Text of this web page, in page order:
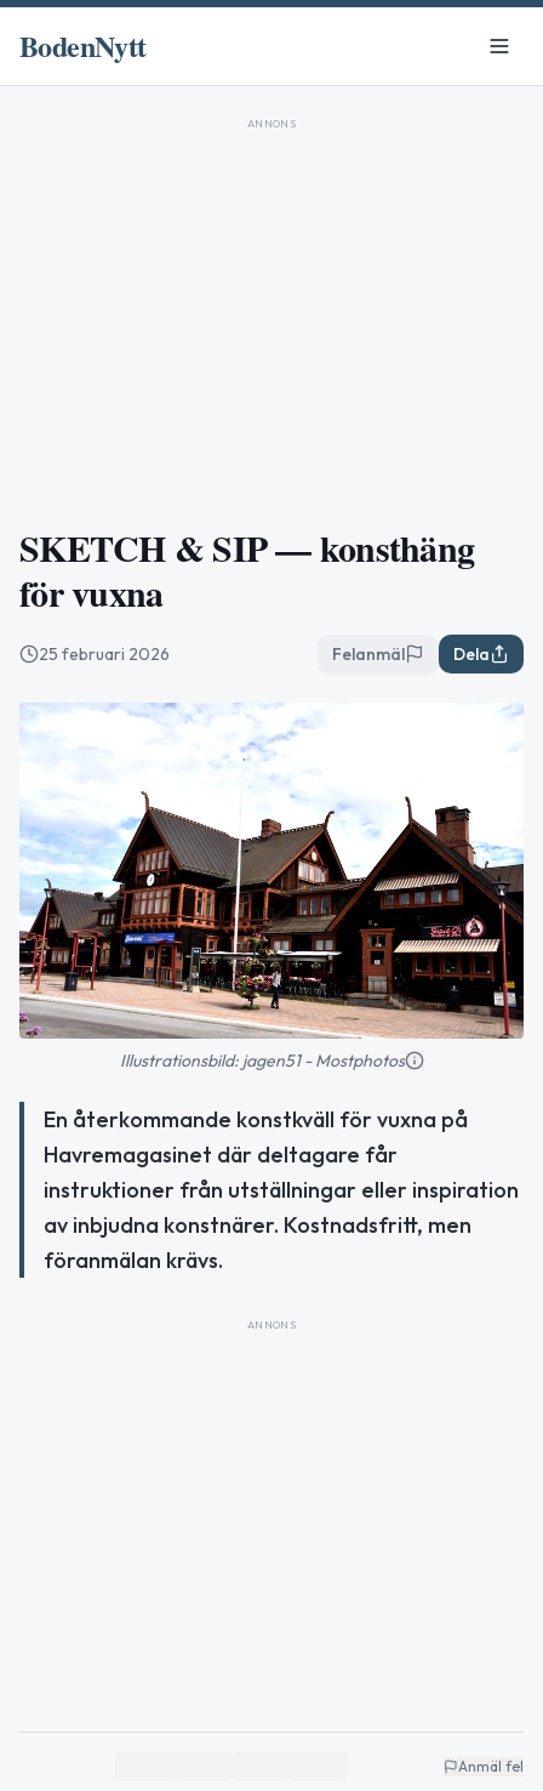
BodenNytt
ANNONS
SKETCH & SIP — konsthäng
för vuxna
25 februari 2026 Felanmäl Dela
Illustrationsbild: jagen51 - Mostphotos
En återkommande konstkväll för vuxna på
Havremagasinet där deltagare får
instruktioner från utställningar eller inspiration
av inbjudna konstnärer. Kostnadsfritt, men
föranmälan krävs.
ANNONS
Anmäl fel